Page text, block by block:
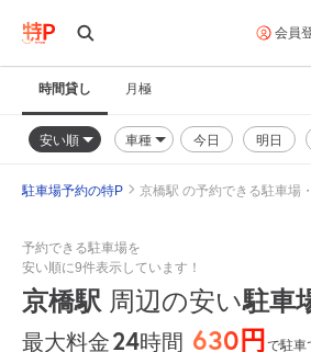
会員
時間貸し 月極
安い順 車種 今日 明日
駐車場予約の特P 京橋駅 の予約できる駐車場
予約できる駐車場を
安い順に9件表示しています！
京橋駅 周辺の安い駐車
最大料金24時間 630円で駐車